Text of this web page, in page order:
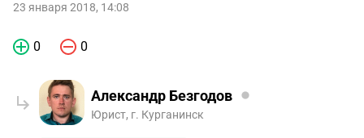
23 января 2018, 14:08
0 0
Александр Безгодов
Юрист, г. Курганинск